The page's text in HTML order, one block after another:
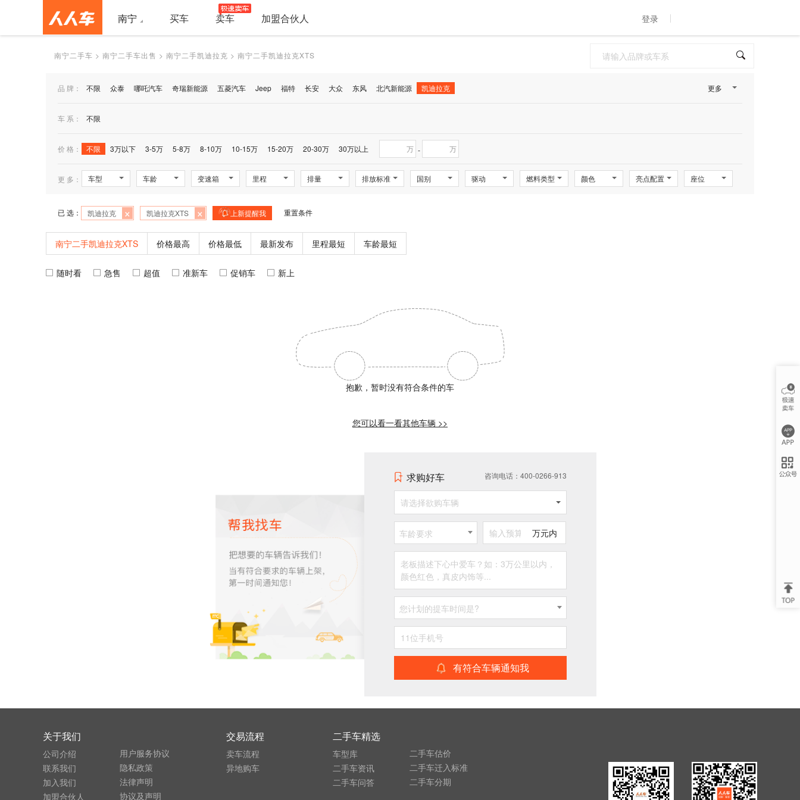
南宁 买车 卖车 加盟合伙人 登录
南宁二手车 > 南宁二手车出售 > 南宁二手凯迪拉克 > 南宁二手凯迪拉克XTS
品 牌： 不限 众泰 哪吒汽车 奇瑞新能源 五菱汽车 Jeep 福特 长安 大众 东风 北汽新能源 凯迪拉克 更多
车 系： 不限
价 格： 不限 3万以下 3-5万 5-8万 8-10万 10-15万 15-20万 20-30万 30万以上 万 - 万
更 多： 车型 车龄 变速箱 里程 排量 排放标准 国别 驱动 燃料类型 颜色 亮点配置 座位
已 选： 凯迪拉克 × 凯迪拉克XTS × 上新提醒我 重置条件
南宁二手凯迪拉克XTS 价格最高 价格最低 最新发布 里程最短 车龄最短
随时看 急售 超值 准新车 促销车 新上
抱歉，暂时没有符合条件的车
您可以看一看其他车辆 >>
求购好车 咨询电话：400-0266-913
请选择欲购车辆
车龄要求 万元内
您计划的提车时间是?
有符合车辆通知我
关于我们
公司介绍
联系我们
加入我们
加盟合伙人
用户服务协议
隐私政策
法律声明
协议及声明
交易流程
卖车流程
异地购车
二手车精选
车型库
二手车资讯
二手车问答
二手车估价
二手车迁入标准
二手车分期